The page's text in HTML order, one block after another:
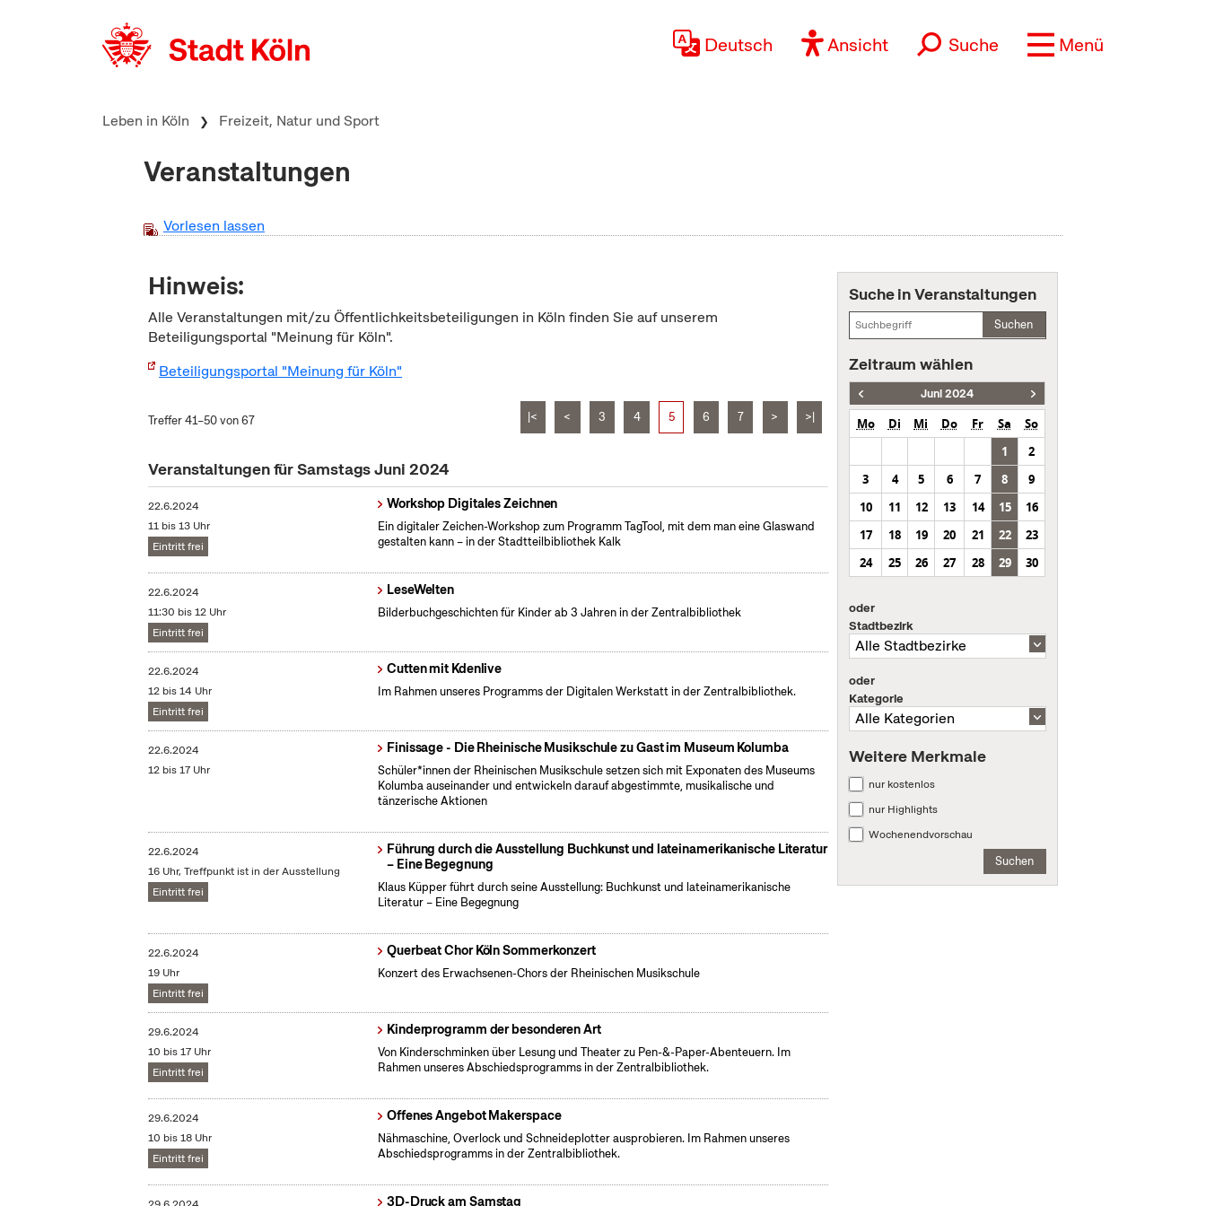
Deutsch Ansicht Suche Menü
Leben in Köln Freizeit, Natur und Sport
Veranstaltungen
Vorlesen lassen
Hinweis:
Alle Veranstaltungen mit/zu Öffentlichkeitsbeteiligungen in Köln finden Sie auf unserem
Beteiligungsportal "Meinung für Köln".
Beteiligungsportal "Meinung für Köln"
Treffer 41–50 von 67 |< < 3 4 5 6 7 > >|
Veranstaltungen für Samstags Juni 2024
22.6.2024
11 bis 13 Uhr
Eintritt frei
Workshop Digitales Zeichnen
Ein digitaler Zeichen-Workshop zum Programm TagTool, mit dem man eine Glaswand
gestalten kann – in der Stadtteilbibliothek Kalk
22.6.2024
11:30 bis 12 Uhr
Eintritt frei
LeseWelten
Bilderbuchgeschichten für Kinder ab 3 Jahren in der Zentralbibliothek
22.6.2024
12 bis 14 Uhr
Eintritt frei
Cutten mit Kdenlive
Im Rahmen unseres Programms der Digitalen Werkstatt in der Zentralbibliothek.
22.6.2024
12 bis 17 Uhr
Finissage - Die Rheinische Musikschule zu Gast im Museum Kolumba
Schüler*innen der Rheinischen Musikschule setzen sich mit Exponaten des Museums
Kolumba auseinander und entwickeln darauf abgestimmte, musikalische und
tänzerische Aktionen
22.6.2024
16 Uhr, Treffpunkt ist in der Ausstellung
Eintritt frei
Führung durch die Ausstellung Buchkunst und lateinamerikanische Literatur
– Eine Begegnung
Klaus Küpper führt durch seine Ausstellung: Buchkunst und lateinamerikanische
Literatur – Eine Begegnung
22.6.2024
19 Uhr
Eintritt frei
Querbeat Chor Köln Sommerkonzert
Konzert des Erwachsenen-Chors der Rheinischen Musikschule
29.6.2024
10 bis 17 Uhr
Eintritt frei
Kinderprogramm der besonderen Art
Von Kinderschminken über Lesung und Theater zu Pen-&-Paper-Abenteuern. Im
Rahmen unseres Abschiedsprogramms in der Zentralbibliothek.
29.6.2024
10 bis 18 Uhr
Eintritt frei
Offenes Angebot Makerspace
Nähmaschine, Overlock und Schneideplotter ausprobieren. Im Rahmen unseres
Abschiedsprogramms in der Zentralbibliothek.
3D-Druck am Samstag
Suche in Veranstaltungen
Suchen
Zeitraum wählen
Juni 2024
Mo Di Mi Do Fr Sa
So
1
2
3
4 5 6 7 8
9
10
11 12 13 14 15
16
17
18 19 20 21 22
23
24
25 26 27 28 29 30
oder
Stadtbezirk
oder
Kategorie
Weitere Merkmale
nur kostenlos
nur Highlights
Wochenendvorschau
Suchen